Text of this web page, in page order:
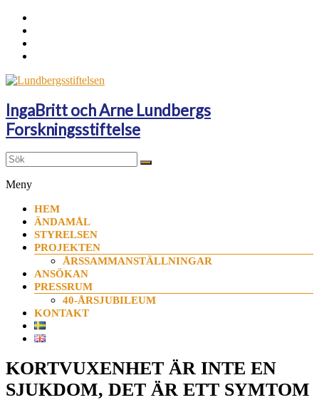
Hoppa
innehåll
IngaBritt och Arne Lundbergs
Forskningsstiftelse
Meny
HEM
ÄNDAMÅL
STYRELSEN
PROJEKTEN
ÅRSSAMMANSTÄLLNINGAR
ANSÖKAN
PRESSRUM
40-ÅRSJUBILEUM
KONTAKT
KORTVUXENHET ÄR INTE EN
SJUKDOM, DET ÄR ETT SYMTOM